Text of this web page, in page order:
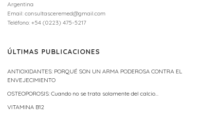
Argentina
Email: consultasceremed@gmail.com
Teléfono: +54 (0223) 475-5217
ÚLTIMAS PUBLICACIONES
ANTIOXIDANTES: PORQUÉ SON UN ARMA PODEROSA CONTRA EL
ENVEJECIMIENTO
OSTEOPOROSIS: Cuando no se trata solamente del calcio…
VITAMINA B12